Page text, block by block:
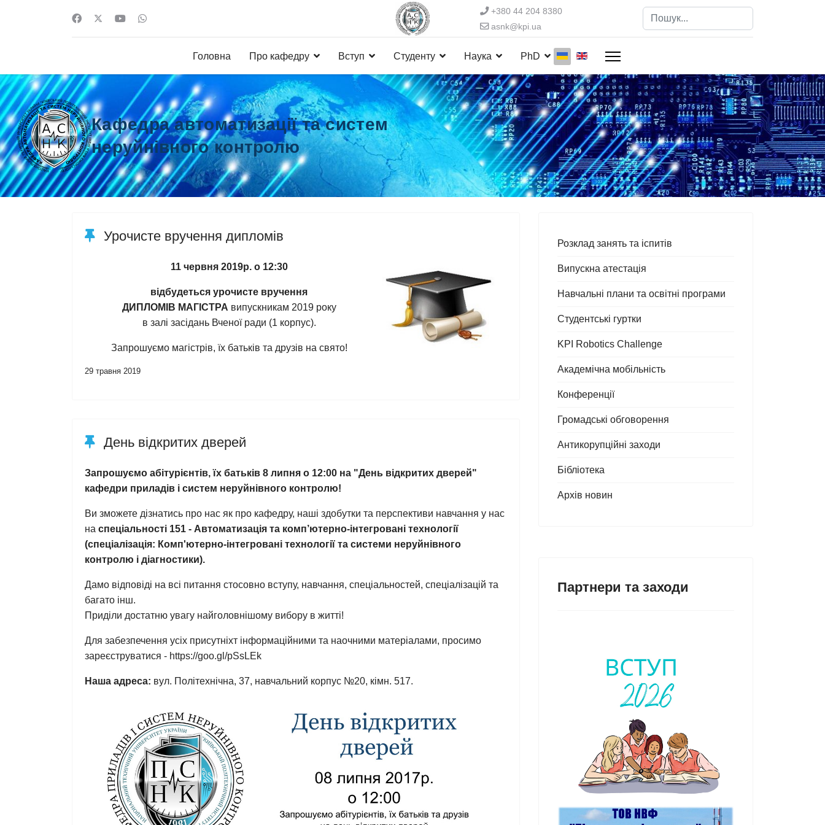
+380 44 204 8380
asnk@kpi.ua
Пошук
Type 2 or more characters for results.
Головна
Про кафедру Вступ Студенту Наука PhD
Кафедра автоматизації та систем
неруйнівного контролю
Урочисте вручення дипломів
11 червня 2019р. о 12:30
відбудеться урочисте вручення
ДИПЛОМІВ МАГІСТРА випускникам 2019 року
в залі засідань Вченої ради (1 корпус).
Запрошуємо магістрів, їх батьків та друзів на свято!
29 травня 2019
День відкритих дверей
Запрошуємо абітурієнтів, їх батьків 8 липня о 12:00 на "День відкритих дверей"
кафедри приладів і систем неруйнівного контролю!
Ви зможете дізнатись про нас як про кафедру, наші здобутки та перспективи навчання у нас
на спеціальності 151 - Автоматизація та комп’ютерно-інтегровані технології
(спеціалізація: Комп'ютерно-інтегровані технології та системи неруйнівного
контролю і діагностики).
Дамо відповіді на всі питання стосовно вступу, навчання, спеціальностей, спеціалізацій та
багато інш.
Приділи достатню увагу найголовнішому вибору в житті!
Для забезпечення усіх присутніхт інформаційними та наочними матеріалами, просимо
зареєструватися - https://goo.gl/pSsLEk
Наша адреса: вул. Політехнічна, 37, навчальний корпус №20, кімн. 517.
Розклад занять та іспитів
Випускна атестація
Навчальні плани та освітні програми
Студентські гуртки
KPI Robotics Challenge
Академічна мобільність
Конференції
Громадські обговорення
Антикорупційні заходи
Бібліотека
Архів новин
Партнери та заходи